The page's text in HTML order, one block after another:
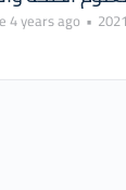
•
4 years ago